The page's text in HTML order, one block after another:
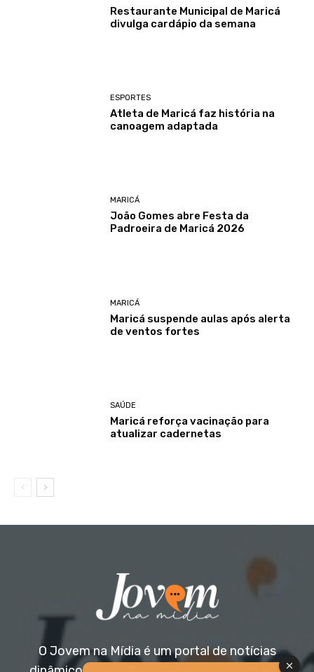
Restaurante Municipal de Maricá
divulga cardápio da semana
ESPORTES
Atleta de Maricá faz história na
canoagem adaptada
MARICÁ
João Gomes abre Festa da
Padroeira de Maricá 2026
MARICÁ
Maricá suspende aulas após alerta
de ventos fortes
SAÚDE
Maricá reforça vacinação para
atualizar cadernetas
O Jovem na Mídia é um portal de notícias